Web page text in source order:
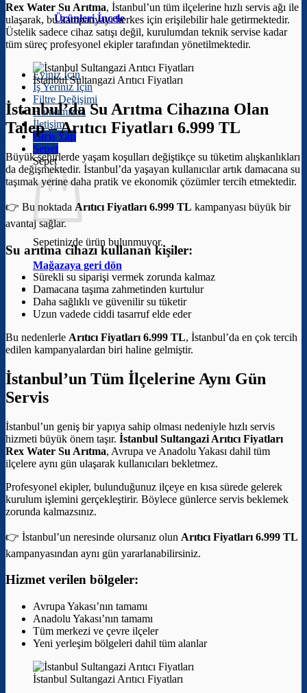
Ürünleri İncele
Eviniz İçin
İş Yeriniz İçin
Filtre Değişimi
Hakkımızda
İletişim
Giriş Yap
Sepet
Sepet
Sepetinizde ürün bulunmuyor.
Mağazaya geri dön
Rex Water Su Arıtma, İstanbul’un tüm ilçelerine hızlı servis ağı ile
ulaşarak, bu kampanyayı herkes için erişilebilir hale getirmektedir.
Üstelik sadece cihaz satışı değil, kurulumdan teknik servise kadar
tüm süreç profesyonel ekipler tarafından yönetilmektedir.
İstanbul Sultangazi Arıtıcı Fiyatları
İstanbul’da Su Arıtma Cihazına Olan
Talep –Arıtıcı Fiyatları 6.999 TL
Büyük şehirlerde yaşam koşulları değiştikçe su tüketim alışkanlıkları
da değişmektedir. İstanbul’da yaşayan kullanıcılar artık damacana su
taşımak yerine daha pratik ve ekonomik çözümler tercih etmektedir.
👉 Bu noktada Arıtıcı Fiyatları 6.999 TL kampanyası büyük bir
avantaj sağlar.
Su arıtma cihazı kullanan kişiler:
Sürekli su siparişi vermek zorunda kalmaz
Damacana taşıma zahmetinden kurtulur
Daha sağlıklı ve güvenilir su tüketir
Uzun vadede ciddi tasarruf elde eder
Bu nedenlerle Arıtıcı Fiyatları 6.999 TL, İstanbul’da en çok tercih
edilen kampanyalardan biri haline gelmiştir.
İstanbul’un Tüm İlçelerine Aynı Gün
Servis
İstanbul’un geniş bir yapıya sahip olması nedeniyle hızlı servis
hizmeti büyük önem taşır. İstanbul Sultangazi Arıtıcı Fiyatları
Rex Water Su Arıtma, Avrupa ve Anadolu Yakası dahil tüm
ilçelere aynı gün ulaşarak kullanıcıları bekletmez.
Profesyonel ekipler, bulunduğunuz ilçeye en kısa sürede gelerek
kurulum işlemini gerçekleştirir. Böylece günlerce servis beklemek
zorunda kalmazsınız.
👉 İstanbul’un neresinde olursanız olun Arıtıcı Fiyatları 6.999 TL
kampanyasından aynı gün yararlanabilirsiniz.
Hizmet verilen bölgeler:
Avrupa Yakası’nın tamamı
Anadolu Yakası’nın tamamı
Tüm merkezi ve çevre ilçeler
Yeni yerleşim bölgeleri dahil tüm alanlar
İstanbul Sultangazi Arıtıcı Fiyatları